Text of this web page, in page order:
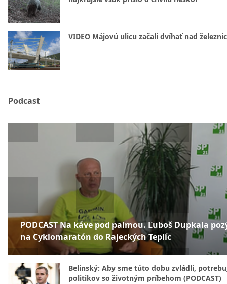
VIDEO Májovú ulicu začali dvíhať nad
Podcast
PODCAST Na káve pod palmou. Ľuboš Dupkala
na Cyklomaratón do Rajeckých Teplíc
Belinský: Aby sme túto dobu zvládli,
politikov so životným príbehom (PODCAST)